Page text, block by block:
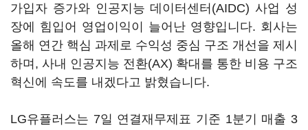
가입자 증가와 인공지능 데이터센터(AIDC) 사업 성
장에 힘입어 영업이익이 늘어난 영향입니다. 회사는
올해 연간 핵심 과제로 수익성 중심 구조 개선을 제시
하며, 사내 인공지능 전환(AX) 확대를 통한 비용 구조
혁신에 속도를 내겠다고 밝혔습니다.
LG유플러스는 7일 연결재무제표 기준 1분기 매출 3